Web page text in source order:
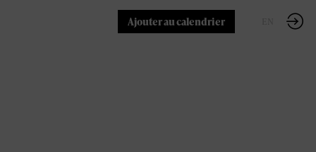
Ajouter au calendrier